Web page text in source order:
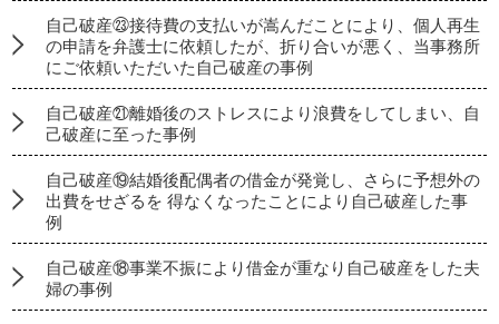
自己破産㉓接待費の支払いが嵩んだことにより、個人再生
の申請を弁護士に依頼したが、折り合いが悪く、当事務所
にご依頼いただいた自己破産の事例
自己破産㉑離婚後のストレスにより浪費をしてしまい、自
己破産に至った事例
自己破産⑲結婚後配偶者の借金が発覚し、さらに予想外の
出費をせざるを 得なくなったことにより自己破産した事
例
自己破産⑱事業不振により借金が重なり自己破産をした夫
婦の事例